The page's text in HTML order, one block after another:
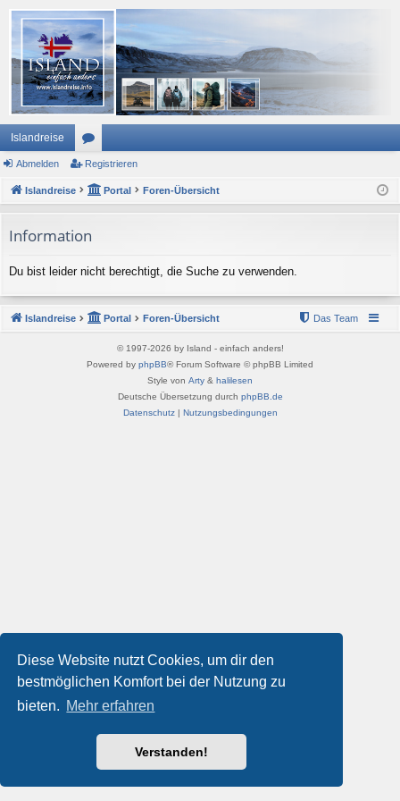
Diese Website nutzt Cookies, um dir den
bestmöglichen Komfort bei der Nutzung zu
bieten. Mehr erfahren
Verstanden!
Islandreise
or
en
Abmelden Registrieren
Islandreise Portal Foren-Übersicht
Information
Du bist leider nicht berechtigt, die Suche zu verwenden.
Islandreise Portal Foren-Übersicht Das Team
© 1997-2026 by Island - einfach anders!
Powered by phpBB® Forum Software © phpBB Limited
Style von Arty & halilesen
Deutsche Übersetzung durch phpBB.de
Datenschutz| Nutzungsbedingungen